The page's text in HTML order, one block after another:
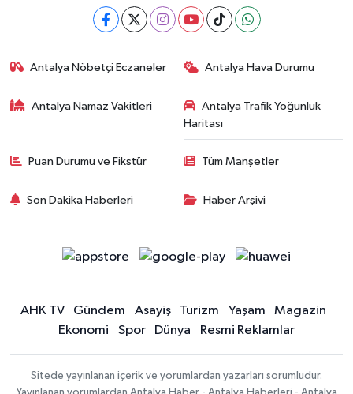
Antalya Nöbetçi Eczaneler Antalya Hava Durumu
Antalya Namaz Vakitleri
Antalya Trafik Yoğunluk
Haritası
Puan Durumu ve Fikstür Tüm Manşetler
Son Dakika Haberleri Haber Arşivi
AHK TV Gündem Asayiş Turizm Yaşam
Magazin
Ekonomi
Spor Dünya Resmi Reklamlar
Sitede yayınlanan içerik ve yorumlardan yazarları sorumludur.